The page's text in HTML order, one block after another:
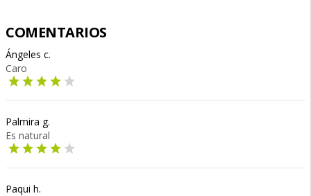
COMENTARIOS
Ángeles c.
Caro
Palmira g.
Es natural
Paqui h.